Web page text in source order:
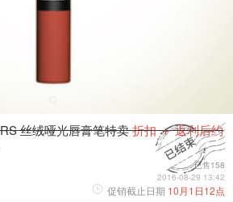
丝绒哑光唇膏笔特卖折扣 ＋ 返利后约
已售158
2016-08-29 13:42
促销截止日期 10月1日12点